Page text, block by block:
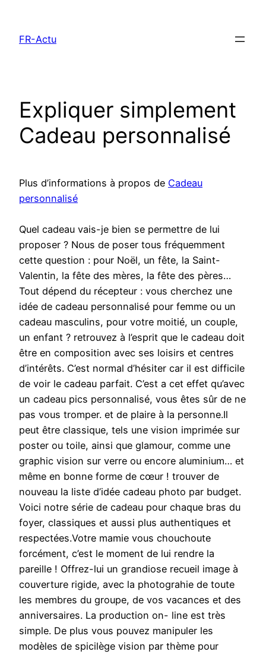
contenu
FR-Actu
Expliquer simplement
Cadeau personnalisé
Plus d’informations à propos de Cadeau
personnalisé
Quel cadeau vais-je bien se permettre de lui
proposer ? Nous de poser tous fréquemment
cette question : pour Noël, un fête, la Saint-
Valentin, la fête des mères, la fête des pères…
Tout dépend du récepteur : vous cherchez une
idée de cadeau personnalisé pour femme ou un
cadeau masculins, pour votre moitié, un couple,
un enfant ? retrouvez à l’esprit que le cadeau doit
être en composition avec ses loisirs et centres
d’intérêts. C’est normal d’hésiter car il est difficile
de voir le cadeau parfait. C’est a cet effet qu’avec
un cadeau pics personnalisé, vous êtes sûr de ne
pas vous tromper. et de plaire à la personne.Il
peut être classique, tels une vision imprimée sur
poster ou toile, ainsi que glamour, comme une
graphic vision sur verre ou encore aluminium… et
même en bonne forme de cœur ! trouver de
nouveau la liste d’idée cadeau photo par budget.
Voici notre série de cadeau pour chaque bras du
foyer, classiques et aussi plus authentiques et
respectées.Votre mamie vous chouchoute
forcément, c’est le moment de lui rendre la
pareille ! Offrez-lui un grandiose recueil image à
couverture rigide, avec la photograhie de toute
les membres du groupe, de vos vacances et des
anniversaires. La production on- line est très
simple. De plus vous pouvez manipuler les
modèles de spicilège vision par thème pour